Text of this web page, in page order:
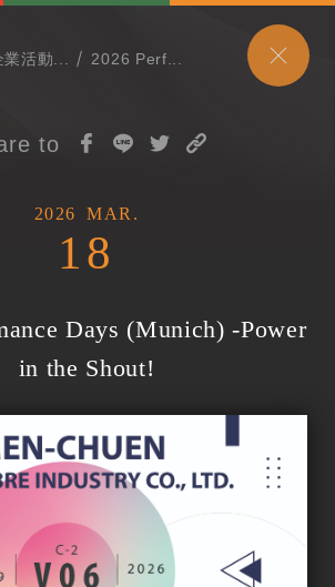
業活動... 2026 Perf...
to
2026 MAR.
18
Days (Munich) -Power
in the Shout!